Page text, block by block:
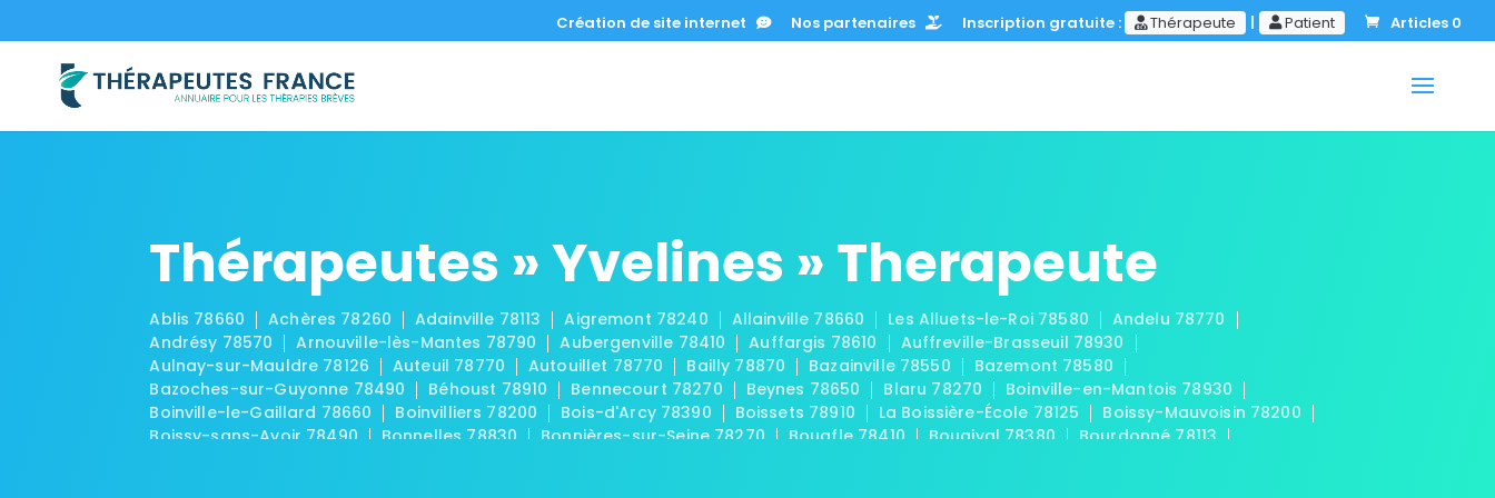
Création de site internet Nos partenaires Inscription gratuite : Thérapeute | Patient Articles 0
Thérapeutes » Yvelines » Therapeute
Ablis 78660 Achères 78260 Adainville 78113 Aigremont 78240 Allainville 78660 Les Alluets-le-Roi 78580
Andelu 78770
Andrésy 78570
Arnouville-lès-Mantes 78790 Aubergenville 78410 Auffargis 78610
Auffreville-Brasseuil 78930
Aulnay-sur-Mauldre 78126
Auteuil 78770 Autouillet 78770 Bailly 78870 Bazainville 78550
Bazemont 78580
Bazoches-sur-Guyonne 78490
Béhoust 78910 Bennecourt 78270 Beynes 78650 Blaru 78270
Boinville-en-Mantois 78930
Boinville-le-Gaillard 78660
Boinvilliers 78200 Bois-d'Arcy 78390 Boissets 78910 La Boissière-École 78125
Boissy-Mauvoisin 78200
Boissy-sans-Avoir 78490
Bonnelles 78830 Bonnières-sur-Seine 78270 Bouafle 78410 Bougival 78380
Bourdonné 78113